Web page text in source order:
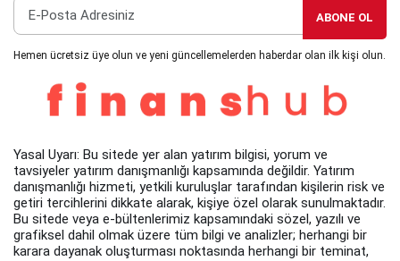
ABONE OL
Hemen ücretsiz üye olun ve yeni güncellemelerden haberdar olan ilk kişi olun.
Yasal Uyarı: Bu sitede yer alan yatırım bilgisi, yorum ve
tavsiyeler yatırım danışmanlığı kapsamında değildir. Yatırım
danışmanlığı hizmeti, yetkili kuruluşlar tarafından kişilerin risk ve
getiri tercihlerini dikkate alarak, kişiye özel olarak sunulmaktadır.
Bu sitede veya e-bültenlerimiz kapsamındaki sözel, yazılı ve
grafiksel dahil olmak üzere tüm bilgi ve analizler; herhangi bir
karara dayanak oluşturması noktasında herhangi bir teminat,